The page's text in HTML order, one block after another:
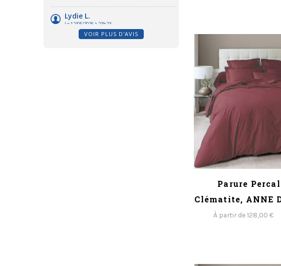
VOIR PLUS D'AVIS
Parure
Clématite, ANNE
À partir de 128,00 €